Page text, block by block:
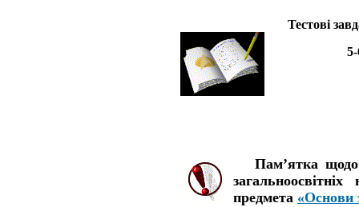
Тестові
Пам’ятка щодо
предмета «Основи